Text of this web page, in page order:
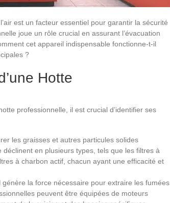
est un facteur essentiel pour garantir la sécurité
joue un rôle crucial en assurant l’évacuation
cet appareil indispensable fonctionne-t-il
?
Hotte
professionnelle, il est crucial d’identifier ses
les graisses et autres particules solides
en plusieurs types, tels que les filtres à
à charbon actif, chacun ayant une efficacité et
la force nécessaire pour extraire les fumées
peuvent être équipées de moteurs